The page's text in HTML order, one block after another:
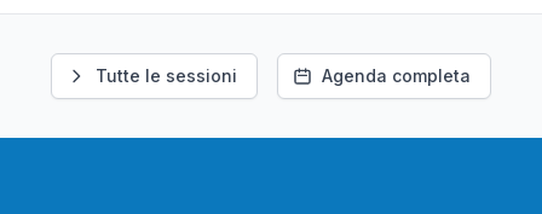
Tutte le sessioni Agenda completa